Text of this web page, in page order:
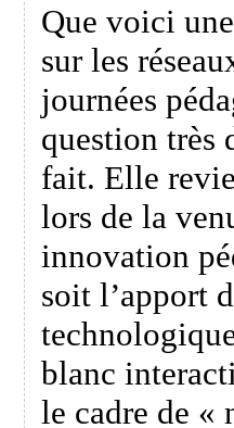
Que voici
sur les
journées
question très
fait. Elle
lors de la
innovation
soit l’apport
blanc
le cadre de «